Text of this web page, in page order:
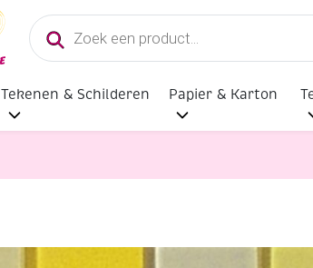
Producten
zoeken
Tekenen & Schilderen Papier & Karton